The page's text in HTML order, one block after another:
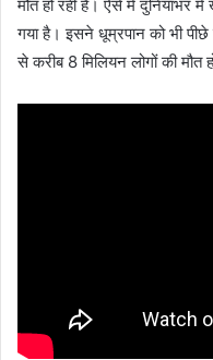
मौत हो रही है। ऐसे में दुनियाभर
गया है। इसने धूम्रपान को भी
से करीब 8 मिलियन लोगों की मौत